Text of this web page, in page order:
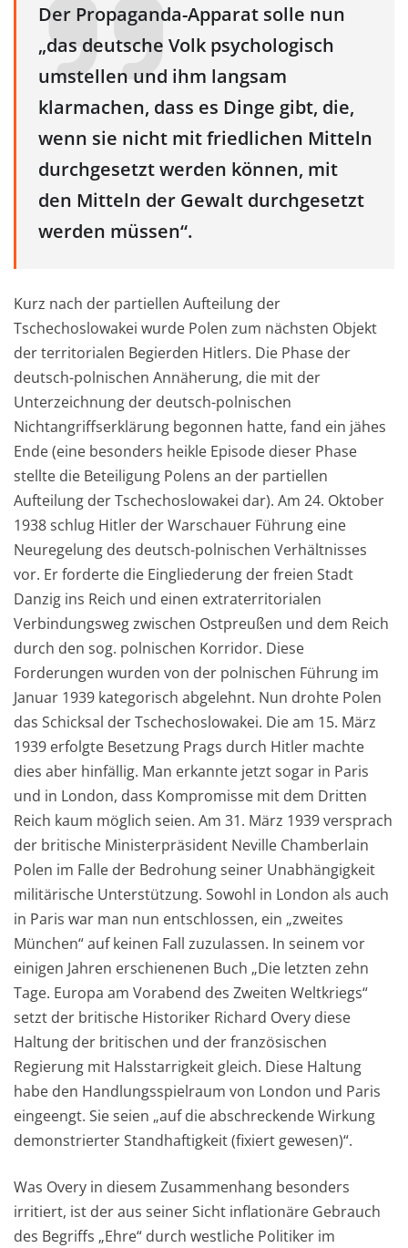
Der Propaganda-Apparat solle nun
„das deutsche Volk psychologisch
umstellen und ihm langsam
klarmachen, dass es Dinge gibt, die,
wenn sie nicht mit friedlichen Mitteln
durchgesetzt werden können, mit
den Mitteln der Gewalt durchgesetzt
werden müssen“.
Kurz nach der partiellen Aufteilung der
Tschechoslowakei wurde Polen zum nächsten Objekt
der territorialen Begierden Hitlers. Die Phase der
deutsch-polnischen Annäherung, die mit der
Unterzeichnung der deutsch-polnischen
Nichtangriffserklärung begonnen hatte, fand ein jähes
Ende (eine besonders heikle Episode dieser Phase
stellte die Beteiligung Polens an der partiellen
Aufteilung der Tschechoslowakei dar). Am 24. Oktober
1938 schlug Hitler der Warschauer Führung eine
Neuregelung des deutsch-polnischen Verhältnisses
vor. Er forderte die Eingliederung der freien Stadt
Danzig ins Reich und einen extraterritorialen
Verbindungsweg zwischen Ostpreußen und dem Reich
durch den sog. polnischen Korridor. Diese
Forderungen wurden von der polnischen Führung im
Januar 1939 kategorisch abgelehnt. Nun drohte Polen
das Schicksal der Tschechoslowakei. Die am 15. März
1939 erfolgte Besetzung Prags durch Hitler machte
dies aber hinfällig. Man erkannte jetzt sogar in Paris
und in London, dass Kompromisse mit dem Dritten
Reich kaum möglich seien. Am 31. März 1939 versprach
der britische Ministerpräsident Neville Chamberlain
Polen im Falle der Bedrohung seiner Unabhängigkeit
militärische Unterstützung. Sowohl in London als auch
in Paris war man nun entschlossen, ein „zweites
München“ auf keinen Fall zuzulassen. In seinem vor
einigen Jahren erschienenen Buch „Die letzten zehn
Tage. Europa am Vorabend des Zweiten Weltkriegs“
setzt der britische Historiker Richard Overy diese
Haltung der britischen und der französischen
Regierung mit Halsstarrigkeit gleich. Diese Haltung
habe den Handlungsspielraum von London und Paris
eingeengt. Sie seien „auf die abschreckende Wirkung
demonstrierter Standhaftigkeit (fixiert gewesen)“.
Was Overy in diesem Zusammenhang besonders
irritiert, ist der aus seiner Sicht inflationäre Gebrauch
des Begriffs „Ehre“ durch westliche Politiker im